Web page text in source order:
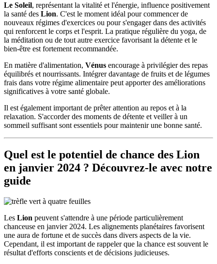
Le Soleil, représentant la vitalité et l'énergie, influence positivement
la santé des Lion. C'est le moment idéal pour commencer de
nouveaux régimes d'exercices ou pour s'engager dans des activités
qui renforcent le corps et l'esprit. La pratique régulière du yoga, de
la méditation ou de tout autre exercice favorisant la détente et le
bien-être est fortement recommandée.
En matière d'alimentation, Vénus encourage à privilégier des repas
équilibrés et nourrissants. Intégrer davantage de fruits et de légumes
frais dans votre régime alimentaire peut apporter des améliorations
significatives à votre santé globale.
Il est également important de prêter attention au repos et à la
relaxation. S'accorder des moments de détente et veiller à un
sommeil suffisant sont essentiels pour maintenir une bonne santé.
Quel est le potentiel de chance des Lion
en janvier 2024 ? Découvrez-le avec notre
guide
Les Lion peuvent s'attendre à une période particulièrement
chanceuse en janvier 2024. Les alignements planétaires favorisent
une aura de fortune et de succès dans divers aspects de la vie.
Cependant, il est important de rappeler que la chance est souvent le
résultat d'efforts conscients et de décisions judicieuses.